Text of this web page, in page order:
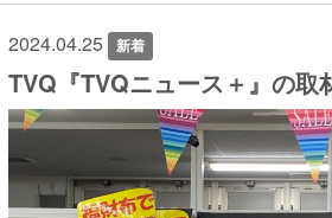
2024.04.25 新着
TVQ『TVQニュース＋』の取